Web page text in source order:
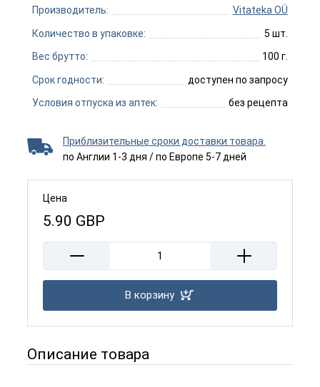
Производитель: Vitateka OÜ
Количество в упаковке: 5 шт.
Вес брутто: 100 г.
Срок годности: доступен по запросу
Условия отпуска из аптек: без рецепта
Приблизительные сроки доставки товара.
по Англии 1-3 дня / по Европе 5-7 дней
Цена
5.90 GBP
В корзину
Описание товара